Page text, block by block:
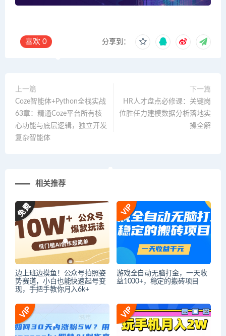
喜欢 0 分享到：
上一篇
Coze智能体+Python全栈实战
63章：精通Coze平台所有核
心功能与底层逻辑，独立开发
复杂智能体
下一篇
HR人才盘点必修课：关键岗
位胜任力建模数据分析落地实
操全解
相关推荐
边上班边摸鱼！公众号拍照姿
势赛道，小白也能快速起号变
现，手把手教你月入6k+
游戏全自动无脑打金，一天收
益1000+，稳定的搬砖项目